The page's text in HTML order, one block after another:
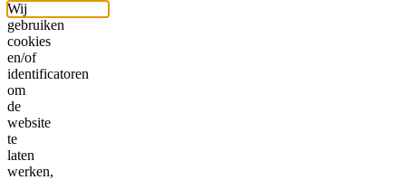
Wij
gebruiken
cookies
en/of
identificatoren
om
de
website
te
laten
werken,